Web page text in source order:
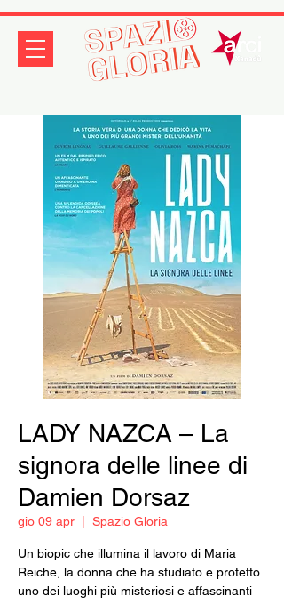
LADY NAZCA – La
signora delle linee di
Damien Dorsaz
gio 09 apr Spazio Gloria
Un biopic che illumina il lavoro di Maria
Reiche, la donna che ha studiato e protetto
uno dei luoghi più misteriosi e affascinanti